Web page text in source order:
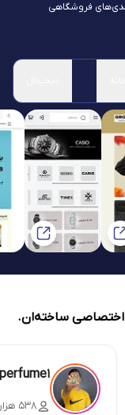
فروشگاهی
ساخته‌ان.
۵۳۸ هزار دنبال‌کننده